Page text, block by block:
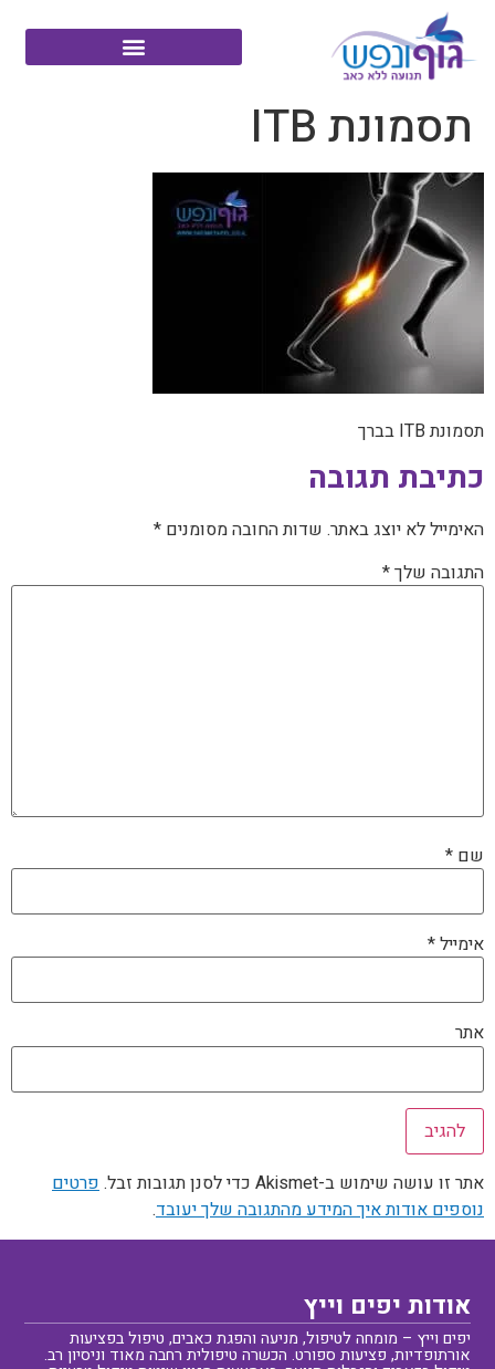
תסמונת ITB
תסמונת ITB בברך
כתיבת תגובה
האימייל לא יוצג באתר. שדות החובה מסומנים *
התגובה שלך*
שם *
אימייל*
אתר
אתר זו עושה שימוש ב-Akismet כדי לסנן תגובות זבל.
פרטים
נוספים אודות איך המידע מהתגובה שלך יעובד.
אודות יפים וייץ
יפים וייץ – מומחה לטיפול, מניעה והפגת כאבים, טיפול בפציעות
אורתופדיות, פציעות ספורט. הכשרה טיפולית רחבה מאוד וניסיון רב.